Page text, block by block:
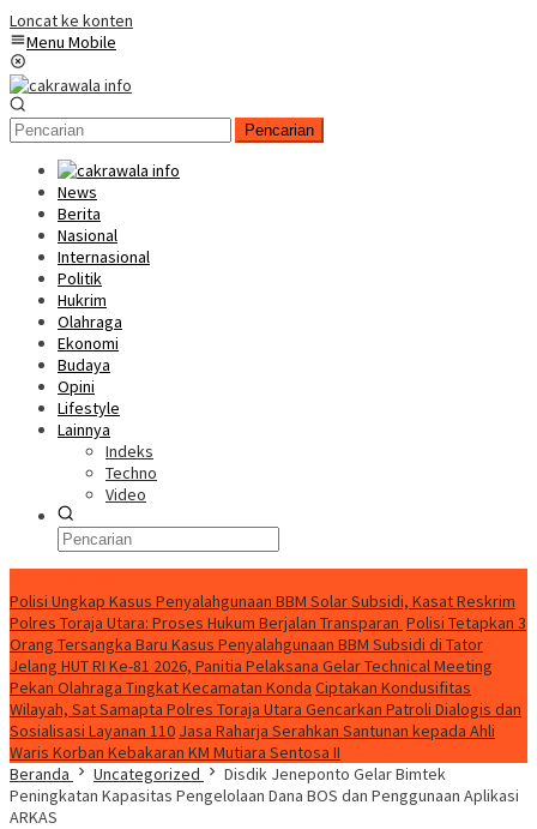
Loncat ke konten
Menu Mobile
Pencarian
News
Berita
Nasional
Internasional
Politik
Hukrim
Olahraga
Ekonomi
Budaya
Opini
Lifestyle
Lainnya
Indeks
Techno
Video
Polisi Ungkap Kasus Penyalahgunaan BBM Solar Subsidi, Kasat Reskrim
Polres Toraja Utara: Proses Hukum Berjalan Transparan Polisi Tetapkan 3
Orang Tersangka Baru Kasus Penyalahgunaan BBM Subsidi di Tator
Jelang HUT RI Ke-81 2026, Panitia Pelaksana Gelar Technical Meeting
Pekan Olahraga Tingkat Kecamatan Konda Ciptakan Kondusifitas
Wilayah, Sat Samapta Polres Toraja Utara Gencarkan Patroli Dialogis dan
Sosialisasi Layanan 110 Jasa Raharja Serahkan Santunan kepada Ahli
Waris Korban Kebakaran KM Mutiara Sentosa II
Beranda
Uncategorized
Disdik Jeneponto Gelar Bimtek
Peningkatan Kapasitas Pengelolaan Dana BOS dan Penggunaan Aplikasi
ARKAS